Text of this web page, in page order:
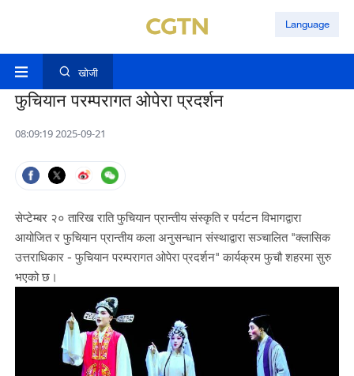
Language
खोजी
फुचियान परम्परागत ओपेरा प्रदर्शन
08:09:19 2025-09-21
सेप्टेम्बर २० तारिख राति फुचियान प्रान्तीय संस्कृति र पर्यटन विभागद्वारा
आयोजित र फुचियान प्रान्तीय कला अनुसन्धान संस्थाद्वारा सञ्चालित "क्लासिक
उत्तराधिकार - फुचियान परम्परागत ओपेरा प्रदर्शन" कार्यक्रम फुचौ शहरमा सुरु
भएको छ।